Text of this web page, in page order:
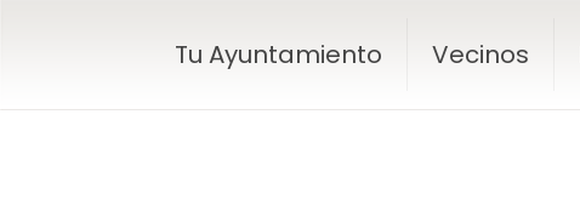
Tu Ayuntamiento Vecinos